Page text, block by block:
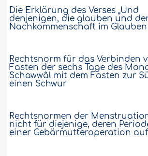
Die Erklärung des Verses „Und
denjenigen, die glauben und
Nachkommenschaft im
Rechtsnorm für das Verbinden
Fasten der sechs Tage des
Schawwâl mit dem Fasten zur
einen Schwur
Rechtsnormen der
nicht für diejenige, deren
einer Gebärmutteroperation